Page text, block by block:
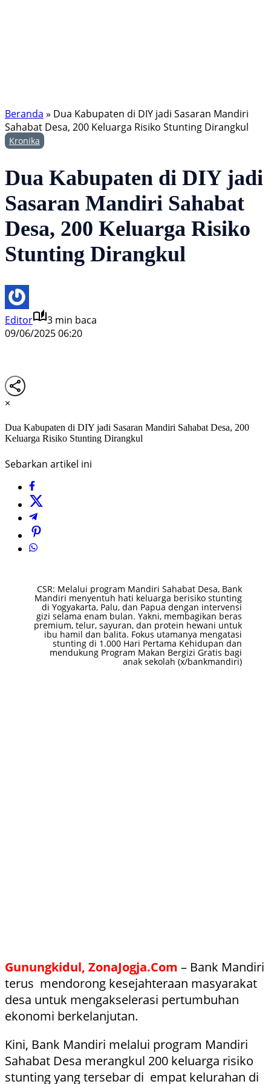
Beranda » Dua Kabupaten di DIY jadi Sasaran Mandiri
Sahabat Desa, 200 Keluarga Risiko Stunting Dirangkul
Kronika
Dua Kabupaten di DIY jadi
Sasaran Mandiri Sahabat
Desa, 200 Keluarga Risiko
Stunting Dirangkul
Editor
3 min baca
09/06/2025 06:20
×
Dua Kabupaten di DIY jadi Sasaran Mandiri Sahabat Desa, 200
Keluarga Risiko Stunting Dirangkul
Sebarkan artikel ini
CSR: Melalui program Mandiri Sahabat Desa, Bank
Mandiri menyentuh hati keluarga berisiko stunting
di Yogyakarta, Palu, dan Papua dengan intervensi
gizi selama enam bulan. Yakni, membagikan beras
premium, telur, sayuran, dan protein hewani untuk
ibu hamil dan balita. Fokus utamanya mengatasi
stunting di 1.000 Hari Pertama Kehidupan dan
mendukung Program Makan Bergizi Gratis bagi
anak sekolah (x/bankmandiri)
Gunungkidul, ZonaJogja.Com – Bank Mandiri
terus mendorong kesejahteraan masyarakat
desa untuk mengakselerasi pertumbuhan
ekonomi berkelanjutan.
Kini, Bank Mandiri melalui program Mandiri
Sahabat Desa merangkul 200 keluarga risiko
stunting yang tersebar di empat kelurahan di